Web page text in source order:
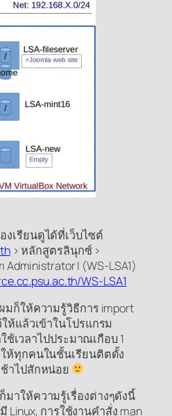
งเรียนดูได้ที่เว็บไซต์
> หลักสูตรลินุกซ์ >
Administrator I (WS-LSA1)
WS-LSA1
มก็ให้ความรู้วิธีการ import
ห้แล้วเข้าในโปรแกรม
ช้เวลาไปประมาณเกือบ 1
ห้ทุกคนในชั้นเรียนติตดั้ง
าไปสักหน่อย
าให้ความรู้เรื่องต่างๆดังนี้
Linux, การใช้งานคำสั่ง man